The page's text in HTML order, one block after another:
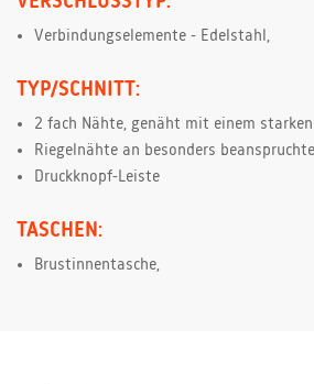
Verbindungselemente - Edelstahl,
TYP/SCHNITT:
2 fach Nähte, genäht mit einem starken
Riegelnähte an besonders
Druckknopf-Leiste
TASCHEN:
Brustinnentasche,